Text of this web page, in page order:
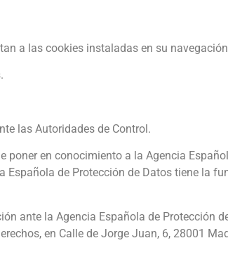
a las cookies instaladas en su
las Autoridades de Control.
poner en conocimiento a la Agencia
Española de Protección de Datos tiene la
ante la Agencia Española de Protección
en Calle de Jorge Juan, 6, 28001